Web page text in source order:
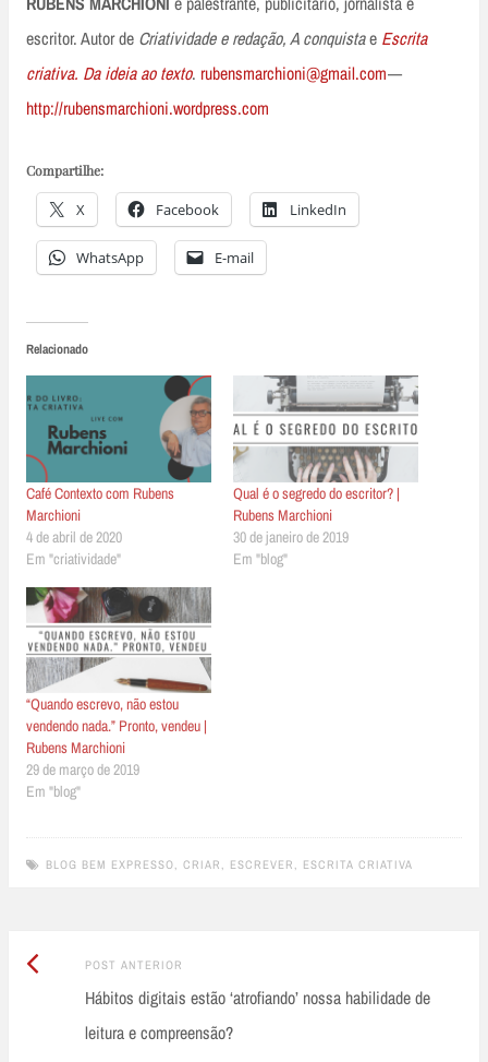
escritor. Autor de Criatividade e redação, A conquistae Escrita
criativa. Da ideia ao texto. rubensmarchioni@gmail.com—
http://rubensmarchioni.wordpress.com
Compartilhe:
X Facebook LinkedIn
WhatsApp E-mail
Relacionado
Café Contexto com Rubens
Marchioni
4 de abril de 2020
Em "criatividade"
Qual é o segredo do escritor? |
Rubens Marchioni
30 de janeiro de 2019
Em "blog"
“Quando escrevo, não estou
vendendo nada.” Pronto, vendeu |
Rubens Marchioni
29 de março de 2019
Em "blog"
BLOG BEM EXPRESSO, CRIAR , ESCREVER , ESCRITA CRIATIVA
Post
navigation
POST ANTERIOR
Anterior:
Hábitos digitais estão ‘atrofiando’ nossa habilidade de
leitura e compreensão?